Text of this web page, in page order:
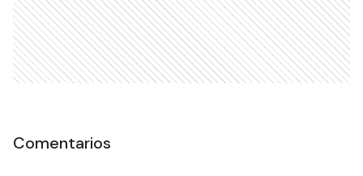
Comentarios